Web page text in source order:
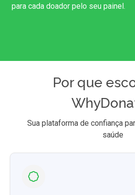
para cada doador pelo seu painel.
Por que
Sua plataforma de confiança
saúde